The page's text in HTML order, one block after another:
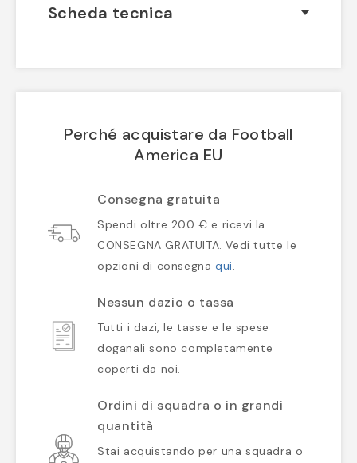
Scheda tecnica
Perché acquistare da Football
America EU
Consegna gratuita
Spendi oltre 200 € e ricevi la
CONSEGNA GRATUITA. Vedi tutte le
opzioni di consegna qui.
Nessun dazio o tassa
Tutti i dazi, le tasse e le spese
doganali sono completamente
coperti da noi.
Ordini di squadra o in grandi
quantità
Stai acquistando per una squadra o